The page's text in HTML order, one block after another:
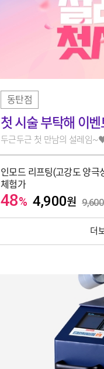
동탄점
첫 시술 부탁해 이벤
두근두근 첫 만남의 설레임
인모드 리프팅(고강도 양극
체험가
48% 4,900원 9,600